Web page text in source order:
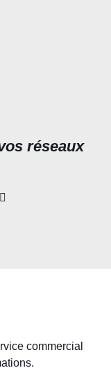
réseaux
Email
commercial